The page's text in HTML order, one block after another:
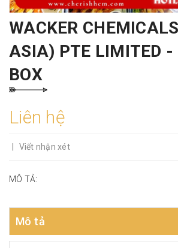
WACKER
ASIA) PTE LIMITED -
BOX
Liên hệ
Viết nhận xét
MÔ TẢ:
Mô tả